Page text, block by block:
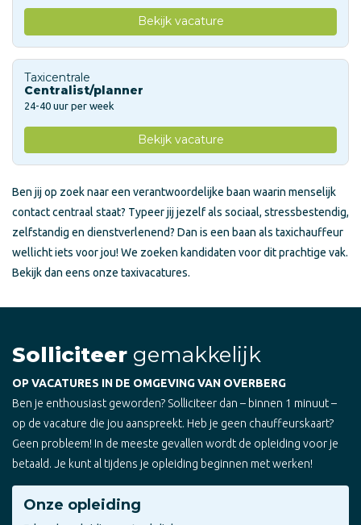
Bekijk vacature
Taxicentrale
Centralist/planner
24-40 uur per week
Bekijk vacature
Ben jij op zoek naar een verantwoordelijke baan waarin menselijk
contact centraal staat? Typeer jij jezelf als sociaal, stressbestendig,
zelfstandig en dienstverlenend? Dan is een baan als taxichauffeur
wellicht iets voor jou! We zoeken kandidaten voor dit prachtige vak.
Bekijk dan eens onze taxivacatures.
Solliciteer gemakkelijk
OP VACATURES IN DE OMGEVING VAN OVERBERG
Ben je enthousiast geworden? Solliciteer dan – binnen 1 minuut –
op de vacature die jou aanspreekt. Heb je geen chauffeurskaart?
Geen probleem! In de meeste gevallen wordt de opleiding voor je
betaald. Je kunt al tijdens je opleiding beginnen met werken!
Onze opleiding